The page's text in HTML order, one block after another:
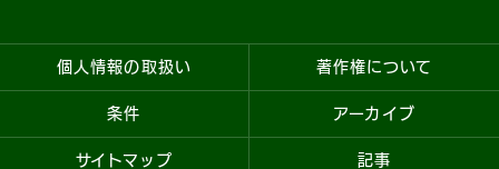
個人情報の取扱い 著作権について
条件 アーカイブ
サイトマップ 記事